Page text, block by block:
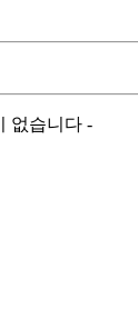
없습니다 -